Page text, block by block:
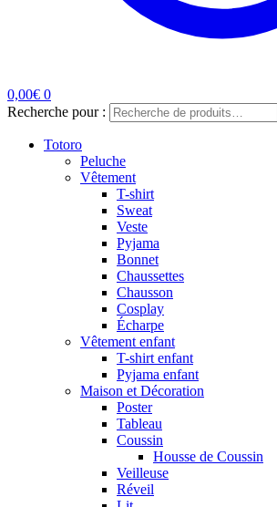
0,00€ 0
Recherche pour :
Totoro
Peluche
Vêtement
T-shirt
Sweat
Veste
Pyjama
Bonnet
Chaussettes
Chausson
Cosplay
Écharpe
Vêtement enfant
T-shirt enfant
Pyjama enfant
Maison et Décoration
Poster
Tableau
Coussin
Housse de Coussin
Veilleuse
Réveil